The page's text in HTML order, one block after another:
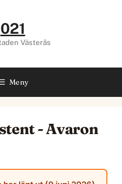
021
Västerås
Meny
- Avaron